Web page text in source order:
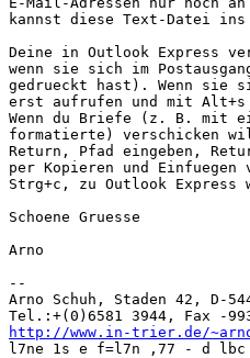
kannst diese Text-Datei ins
Deine in Outlook Express
wenn sie sich im
gedrueckt hast). Wenn sie
erst aufrufen und mit Alt+s
Wenn du Briefe (z. B. mit
formatierte) verschicken
Return, Pfad eingeben,
per Kopieren und Einfuegen
Strg+c, zu Outlook Express
Schoene Gruesse
Arno
--
Arno Schuh, Staden 42, D-
Tel.:+(0)6581 3944, Fax -
http://www.in-trier.de/
l7ne 1s e f=l7n ,77 - d lbc